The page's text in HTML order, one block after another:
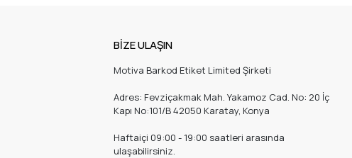
BİZE ULAŞIN
Motiva Barkod Etiket Limited Şirketi
Adres: Fevziçakmak Mah. Yakamoz Cad. No: 20 İç
Kapı No:101/B 42050 Karatay, Konya
Haftaiçi 09:00 - 19:00 saatleri arasında
ulaşabilirsiniz.